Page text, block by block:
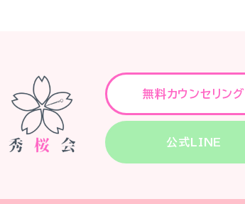
無料カウンセリング
公式LINE